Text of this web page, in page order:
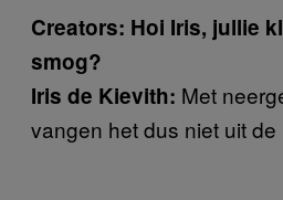
Creators: Hoi Iris, jullie
smog?
Iris de Kievith: Met
vangen het dus niet uit de